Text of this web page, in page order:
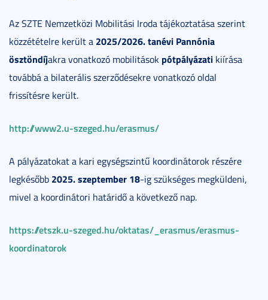
Az SZTE Nemzetközi Mobilitási Iroda tájékoztatása szerint
közzétételre került a 2025/2026. tanévi Pannónia
ösztöndíjakra vonatkozó mobilitások pótpályázati kiírása
továbbá a bilaterális szerződésekre vonatkozó oldal
frissítésre került.
http://www2.u-szeged.hu/erasmus/
A pályázatokat a kari egységszintű koordinátorok részére
legkésőbb 2025. szeptember 18-ig szükséges megküldeni,
mivel a koordinátori határidő a következő nap.
https://etszk.u-szeged.hu/oktatas/_erasmus/erasmus-
koordinatorok